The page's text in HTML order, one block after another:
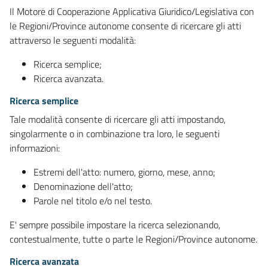
Il Motore di Cooperazione Applicativa Giuridico/Legislativa con
le Regioni/Province autonome consente di ricercare gli atti
attraverso le seguenti modalità:
Ricerca semplice;
Ricerca avanzata.
Ricerca semplice
Tale modalità consente di ricercare gli atti impostando,
singolarmente o in combinazione tra loro, le seguenti
informazioni:
Estremi dell'atto: numero, giorno, mese, anno;
Denominazione dell'atto;
Parole nel titolo e/o nel testo.
E' sempre possibile impostare la ricerca selezionando,
contestualmente, tutte o parte le Regioni/Province autonome.
Ricerca avanzata